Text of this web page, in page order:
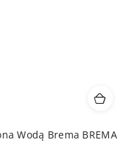
Wodą Brema BREMA